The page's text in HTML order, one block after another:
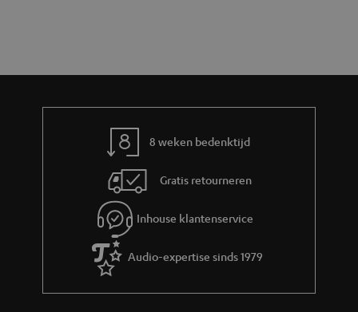
a
8 weken bedenktijd
Gratis retourneren
Inhouse klantenservice
Audio-expertise sinds 1979